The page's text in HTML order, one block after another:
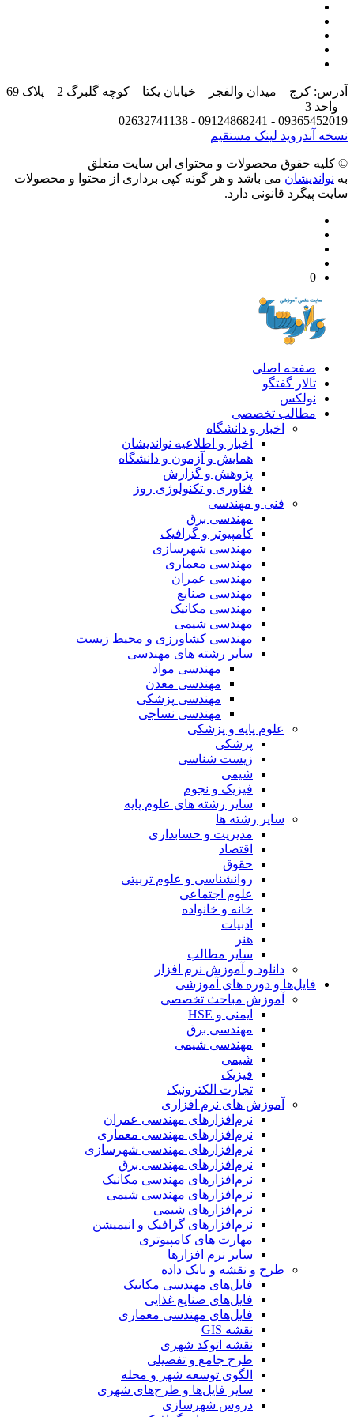
آدرس: کرج – میدان والفجر – خیابان یکتا – کوچه گلبرگ 2 – پلاک 69
3
09365452019 - 09124868241 -
آندرویدلینک مستقیم
حقوق محصولات و محتوای اين سایت متعلق
می باشد و هر گونه کپی برداری از محتوا و محصولات
پیگرد قانونی دارد.
صفحه اصلی
تالار گفتگو
نولکس
مطالب تخصصی
اخبار و دانشگاه
اخبار و اطلاعیه نواندیشان
همایش و آزمون و دانشگاه
پژوهش و گزارش
فناوری و تکنولوژی روز
فنی و مهندسی
مهندسی برق
کامپیوتر و گرافیک
مهندسی شهرسازی
مهندسی معماری
مهندسی عمران
مهندسی صنایع
مهندسی مکانیک
مهندسی شیمی
مهندسی کشاورزی و محیط زیست
سایر رشته های مهندسی
مهندسی مواد
مهندسی معدن
مهندسی پزشکی
مهندسی نساجی
علوم پایه و پزشکی
پزشکی
زیست شناسی
شیمی
فیزیک و نجوم
سایر رشته های علوم پایه
سایر رشته ها
مدیریت و حسابداری
اقتصاد
حقوق
روانشناسی و علوم تربیتی
علوم اجتماعی
خانه و خانواده
ادبیات
هنر
سایر مطالب
دانلود و آموزش نرم افزار
فایل‌ها و دوره های آموزشی
آموزش مباحث تخصصی
ایمنی و HSE
مهندسی برق
مهندسی شیمی
شیمی
فیزیک
تجارت الکترونیک
آموزش های نرم افزاری
نرم‌افزارهای مهندسی عمران
نرم‌افزارهای مهندسی معماری
نرم‌افزارهای مهندسی شهرسازی
نرم‌افزارهای مهندسی برق
نرم‌افزارهای مهندسی مکانیک
نرم‌افزارهای مهندسی شیمی
نرم‌افزارهای شیمی
نرم‌افزارهای گرافیک و انیمیشن
مهارت های کامپیوتری
سایر نرم افزارها
طرح و نقشه و بانک داده
فایل‌های مهندسی مکانیک
فایل‌های صنایع غذایی
فایل‌های مهندسی معماری
نقشه GIS
نقشه اتوکد شهری
طرح جامع و تفصیلی
الگوی توسعه شهر و محله
سایر فایل‌ها و طرح‌های شهری
دروس شهرسازی